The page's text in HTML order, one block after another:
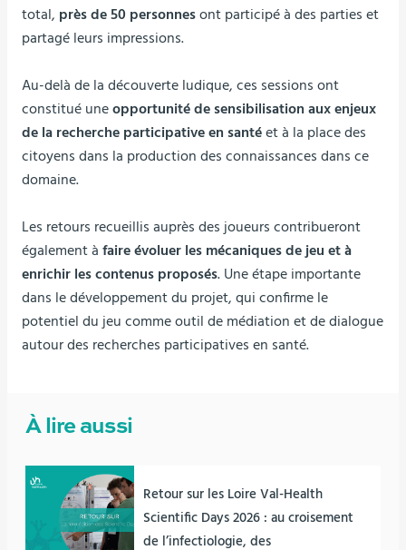
total, près de 50 personnes ont participé à des parties et
partagé leurs impressions.
Au-delà de la découverte ludique, ces sessions ont
constitué une opportunité de sensibilisation aux enjeux
de la recherche participative en santé et à la place des
citoyens dans la production des connaissances dans ce
domaine.
Les retours recueillis auprès des joueurs contribueront
également à faire évoluer les mécaniques de jeu et à
enrichir les contenus proposés. Une étape importante
dans le développement du projet, qui confirme le
potentiel du jeu comme outil de médiation et de dialogue
autour des recherches participatives en santé.
À lire aussi
Retour sur les Loire Val-Health
Scientific Days 2026 : au croisement
de l’infectiologie, des